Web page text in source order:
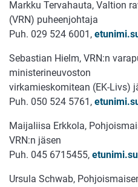
Markku Tervahauta, Valtion
(VRN) puheenjohtaja
Puh. 029 524 6001,
Sebastian Hielm, VRN:n
ministerineuvoston
virkamieskomitean (EK-Livs)
Puh. 050 524 5761,
Maijaliisa Erkkola,
VRN:n jäsen
Puh. 045 6715455,
Ursula Schwab,